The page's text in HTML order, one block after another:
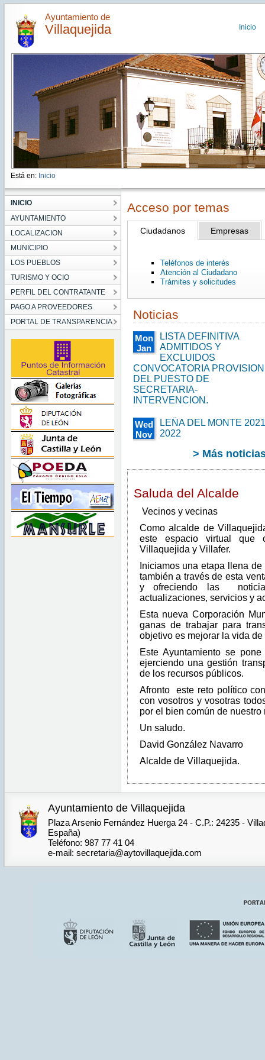
Ayuntamiento de
Villaquejida Inicio
Está en: Inicio
INICIO
AYUNTAMIENTO
LOCALIZACION
MUNICIPIO
LOS PUEBLOS
TURISMO Y OCIO
PERFIL DEL CONTRATANTE
PAGO A PROVEEDORES
PORTAL DE TRANSPARENCIA
Acceso por temas
Ciudadanos Empresas
Teléfonos de interés
Atención al Ciudadano
Trámites y solicitudes
Noticias
Mon
Jan
00:00:00
CET
2022
Mon
Jan
00:00:00
CET
2022
LISTA DEFINITIVA
ADMITIDOS Y
EXCLUIDOS
CONVOCATORIA PROVISION
DEL PUESTO DE
SECRETARIA-
INTERVENCION.
Wed
Nov
Nov
24
00:00:00
CET
LEÑA DEL MONTE
2022
> Más
Saluda del Alcalde
Vecinos y vecinas
Como alcalde de
este espacio virtual que
Villaquejida y Villafer.
Iniciamos una etapa llena
también a través de esta
y ofreciendo las
actualizaciones, servicios y
Esta nueva Corporación
ganas de trabajar para
objetivo es mejorar la vida
Este Ayuntamiento se
ejerciendo una gestión
de los recursos públicos.
Afronto este reto político
con vosotros y vosotras
por el bien común de nuestro
Un saludo.
David González Navarro
Alcalde de Villaquejida.
Ayuntamiento de Villaquejida
Plaza Arsenio Fernández Huerga 24 - C.P.: 24235 -
España)
Teléfono: 987 77 41 04
e-mail: secretaria@aytovillaquejida.com